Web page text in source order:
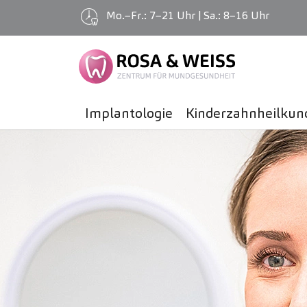
Zum Hauptinhalt springen
Mo.–Fr.: 7–21 Uhr | Sa.: 8–16 Uhr
Implantologie